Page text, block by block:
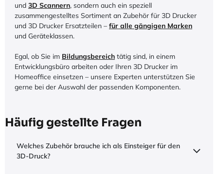
und 3D Scannern, sondern auch ein speziell
zusammengestelltes Sortiment an Zubehör für 3D Drucker
und 3D Drucker Ersatzteilen – für alle gängigen Marken
und Geräteklassen.
Egal, ob Sie im Bildungsbereich tätig sind, in einem
Entwicklungsbüro arbeiten oder Ihren 3D Drucker im
Homeoffice einsetzen – unsere Experten unterstützen Sie
gerne bei der Auswahl der passenden Komponenten.
Häufig gestellte Fragen
Welches Zubehör brauche ich als Einsteiger für den
3D-Druck?